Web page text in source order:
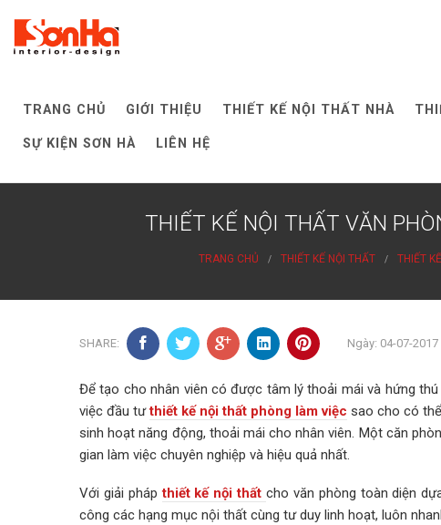
content
TRANG CHỦ GIỚI THIỆU THIẾT KẾ NỘI THẤT NHÀ
SỰ KIỆN SƠN HÀ LIÊN HỆ
THIẾT KẾ NỘI THẤT VĂN
TRANG CHỦ THIẾT KẾ NỘI THẤT THIẾT
SHARE: Ngày: 04-07-
Để tạo cho nhân viên có được tâm lý thoải mái và hứng
việc đầu tưthiết kế nội thất phòng làm việc sao cho có
sinh hoạt năng động, thoải mái cho nhân viên. Một căn
gian làm việc chuyên nghiệp và hiệu quả nhất.
Với giải phápthiết kế nội thất cho văn phòng toàn diện
công các hạng mục nội thất cùng tư duy linh hoạt, luôn